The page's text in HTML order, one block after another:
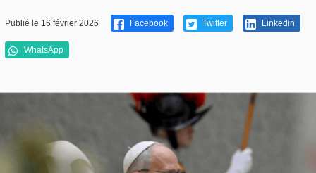
Publié le 16 février 2026 Facebook Twitter Linkedin
WhatsApp